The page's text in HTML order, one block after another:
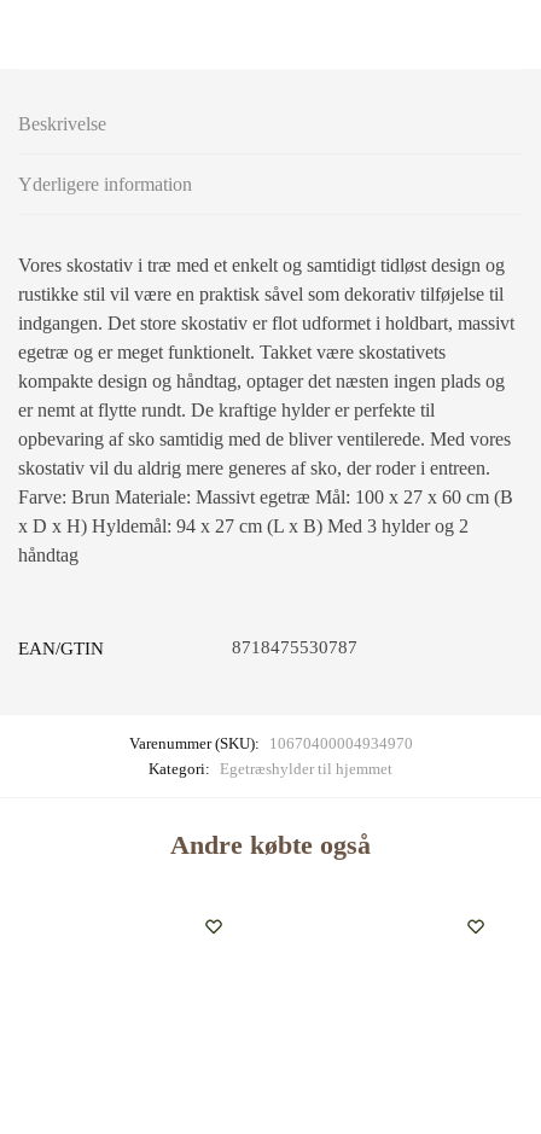
Beskrivelse
Yderligere information
Vores skostativ i træ med et enkelt og samtidigt tidløst design og
rustikke stil vil være en praktisk såvel som dekorativ tilføjelse til
indgangen. Det store skostativ er flot udformet i holdbart, massivt
egetræ og er meget funktionelt. Takket være skostativets
kompakte design og håndtag, optager det næsten ingen plads og
er nemt at flytte rundt. De kraftige hylder er perfekte til
opbevaring af sko samtidig med de bliver ventilerede. Med vores
skostativ vil du aldrig mere generes af sko, der roder i entreen.
Farve: Brun Materiale: Massivt egetræ Mål: 100 x 27 x 60 cm (B
x D x H) Hyldemål: 94 x 27 cm (L x B) Med 3 hylder og 2
håndtag
EAN/GTIN 8718475530787
Varenummer (SKU):
10670400004934970
Kategori: Egetræshylder til hjemmet
Andre købte også